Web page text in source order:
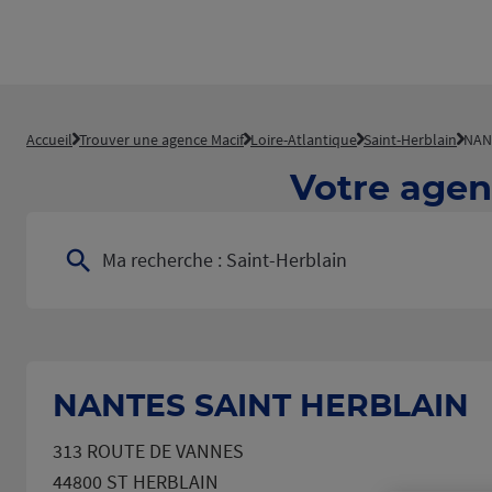
Accueil Trouver une agence Macif Loire-Atlantique Saint-Herblain
Votre
Ma recherche : Saint-Herblain
NANTES SAINT HERBLAIN
313 ROUTE DE VANNES
44800 ST HERBLAIN